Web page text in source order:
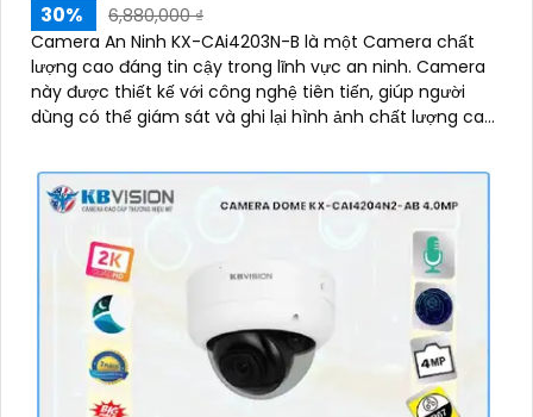
30%
6,880,000 ₫
Camera An Ninh KX-CAi4203N-B là một Camera chất
lượng cao đáng tin cậy trong lĩnh vực an ninh. Camera
này được thiết kế với công nghệ tiên tiến, giúp người
dùng có thể giám sát và ghi lại hình ảnh chất lượng cao